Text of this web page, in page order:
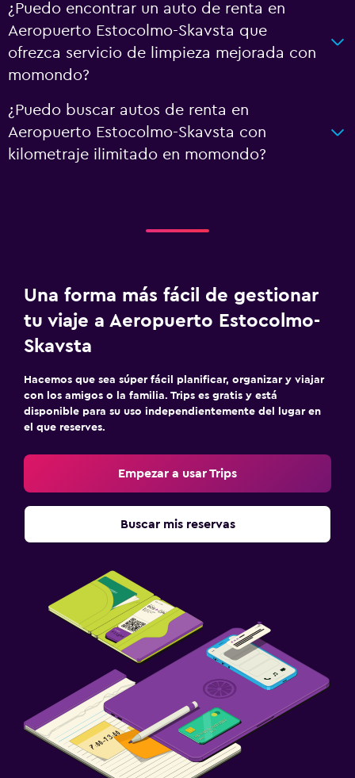
¿Puedo encontrar un auto de renta en
Aeropuerto Estocolmo-Skavsta que
ofrezca servicio de limpieza mejorada con
momondo?
¿Puedo buscar autos de renta en
Aeropuerto Estocolmo-Skavsta con
kilometraje ilimitado en momondo?
Una forma más fácil de gestionar
tu viaje a Aeropuerto Estocolmo-
Skavsta
Hacemos que sea súper fácil planificar, organizar y viajar
con los amigos o la familia. Trips es gratis y está
disponible para su uso independientemente del lugar en
el que reserves.
Empezar a usar Trips
Buscar mis reservas